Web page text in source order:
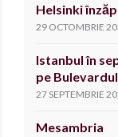
Helsinki
29 OCTOMBRIE
Istanbul în
pe
27 SEPTEMBRIE
Mesambria